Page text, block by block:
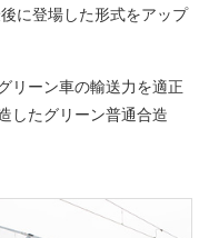
に登場した形式をアップ
リーン車の輸送力を適正
したグリーン普通合造